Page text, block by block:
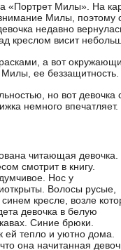
«Портрет Милы». На
Милы,
недавно
креслом висит
а вот
ее беззащитность.
но вот
немного впечатляет.
читающая девочка.
смотрит в книгу.
Нос у
Волосы русые,
кресле, возле
девочка в белую
Синие брюки.
ей тепло и уютно дома.
она начитанная